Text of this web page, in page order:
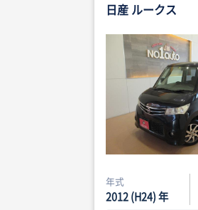
日産 ルークス
年式
2012 (H24) 年